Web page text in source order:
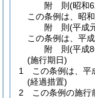
附 則(昭和
この条例は、昭
附 則(平成
この条例は、平
附 則(平成
(施行期日)
1
この条例は、平
(経過措置)
2
この条例の施行